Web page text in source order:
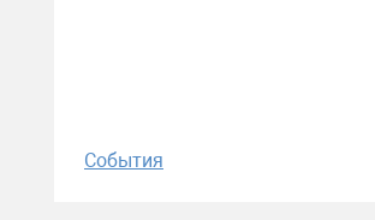
События